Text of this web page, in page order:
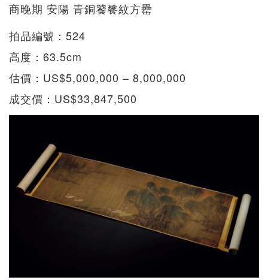
商晚期 安陽 青銅饕餮紋方罍
拍品編號：524
高度：63.5cm
估價：US$5,000,000 – 8,000,000
成交價：US$33,847,500